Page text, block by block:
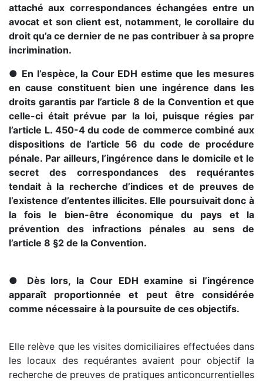
attaché aux correspondances échangées entre un
avocat et son client est, notamment, le corollaire du
droit qu’a ce dernier de ne pas contribuer à sa propre
incrimination.
● En l’espèce, la Cour EDH estime que les mesures
en cause constituent bien une ingérence dans les
droits garantis par l’article 8 de la Convention et que
celle-ci était prévue par la loi, puisque régies par
l’article L. 450-4 du code de commerce combiné aux
dispositions de l’article 56 du code de procédure
pénale. Par ailleurs, l’ingérence dans le domicile et le
secret des correspondances des requérantes
tendait à la recherche d’indices et de preuves de
l’existence d’ententes illicites. Elle poursuivait donc à
la fois le bien-être économique du pays et la
prévention des infractions pénales au sens de
l’article 8 §2 de la Convention.
● Dès lors, la Cour EDH examine si l’ingérence
apparaît proportionnée et peut être considérée
comme nécessaire à la poursuite de ces objectifs.
Elle relève que les visites domiciliaires effectuées dans
les locaux des requérantes avaient pour objectif la
recherche de preuves de pratiques anticoncurrentielles